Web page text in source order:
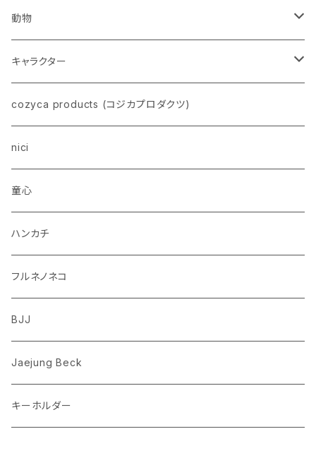
動物
ネコ
イヌ
トイプードル
柴犬
ポメラニアン
コーギー
ウザギ
パンダ
リス
クマ
ゾウ
トリ
キャラクター
スヌーピー
モンチッチ
ムーミン
ちいかわ
ミッフィー
Richard Scarry (リチャード・スキャリー)
おぱんちゅうさぎ/んぽちゃむ
cozyca products (コジカプロダクツ)
nici
童心
ハンカチ
フルネノネコ
BJJ
Jaejung Beck
キーホルダー